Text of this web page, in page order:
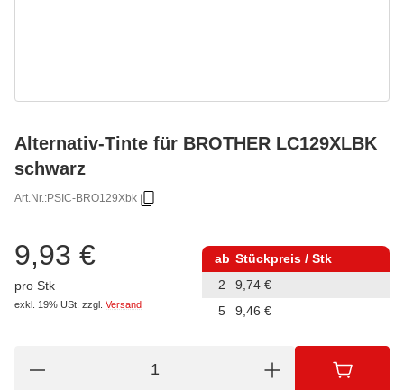
Alternativ-Tinte für BROTHER LC129XLBK
schwarz
Art.Nr.:PSIC-BRO129Xbk
9,93 €
pro Stk
exkl. 19% USt. zzgl. Versand
ab Stückpreis / Stk
2
9,74 €
5
9,46 €